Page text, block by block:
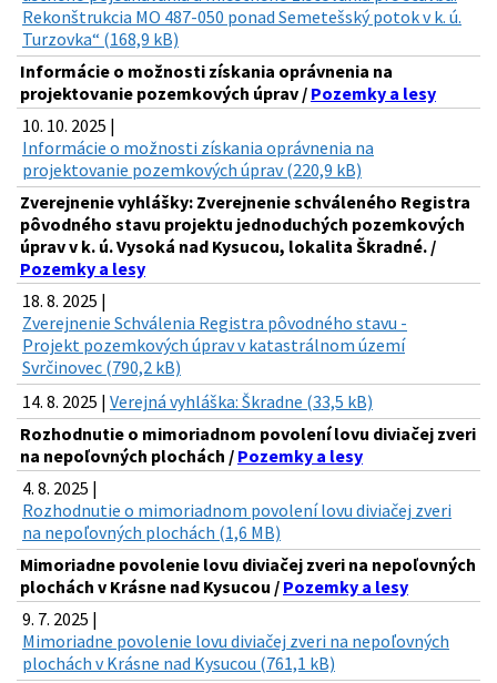
Rekonštrukcia MO 487-050 ponad Semetešský potok v k. ú.
Turzovka“ (168,9 kB)
Informácie o možnosti získania oprávnenia na
projektovanie pozemkových úprav / Pozemky a lesy
10. 10. 2025 |
Informácie o možnosti získania oprávnenia na
projektovanie pozemkových úprav (220,9 kB)
Zverejnenie vyhlášky: Zverejnenie schváleného Registra
pôvodného stavu projektu jednoduchých pozemkových
úprav v k. ú. Vysoká nad Kysucou, lokalita Škradné. /
Pozemky a lesy
18. 8. 2025 |
Zverejnenie Schválenia Registra pôvodného stavu -
Projekt pozemkových úprav v katastrálnom území
Svrčinovec (790,2 kB)
14. 8. 2025 | Verejná vyhláška: Škradne (33,5 kB)
Rozhodnutie o mimoriadnom povolení lovu diviačej zveri
na nepoľovných plochách / Pozemky a lesy
4. 8. 2025 |
Rozhodnutie o mimoriadnom povolení lovu diviačej zveri
na nepoľovných plochách (1,6 MB)
Mimoriadne povolenie lovu diviačej zveri na nepoľovných
plochách v Krásne nad Kysucou / Pozemky a lesy
9. 7. 2025 |
Mimoriadne povolenie lovu diviačej zveri na nepoľovných
plochách v Krásne nad Kysucou (761,1 kB)